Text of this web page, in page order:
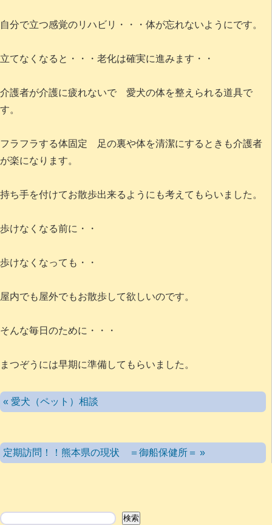
自分で立つ感覚のリハビリ・・・体が忘れないようにです。
立てなくなると・・・老化は確実に進みます・・
介護者が介護に疲れないで 愛犬の体を整えられる道具で
す。
フラフラする体固定 足の裏や体を清潔にするときも介護者
が楽になります。
持ち手を付けてお散歩出来るようにも考えてもらいました。
歩けなくなる前に・・
歩けなくなっても・・
屋内でも屋外でもお散歩して欲しいのです。
そんな毎日のために・・・
まつぞうには早期に準備してもらいました。
« 愛犬（ペット）相談
定期訪問！！熊本県の現状 ＝御船保健所＝ »
検索 検索